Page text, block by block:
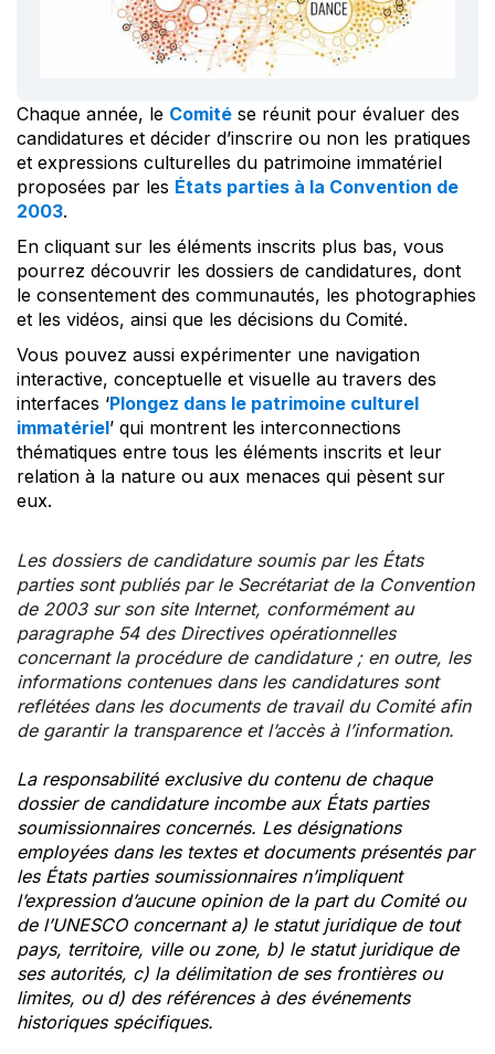
Chaque année, le Comité se réunit pour évaluer des
candidatures et décider d’inscrire ou non les pratiques
et expressions culturelles du patrimoine immatériel
proposées par les États parties à la Convention de
2003.
En cliquant sur les éléments inscrits plus bas, vous
pourrez découvrir les dossiers de candidatures, dont
le consentement des communautés, les photographies
et les vidéos, ainsi que les décisions du Comité.
Vous pouvez aussi expérimenter une navigation
interactive, conceptuelle et visuelle au travers des
interfaces ‘Plongez dans le patrimoine culturel
immatériel’ qui montrent les interconnections
thématiques entre tous les éléments inscrits et leur
relation à la nature ou aux menaces qui pèsent sur
eux.
Les dossiers de candidature soumis par les États
parties sont publiés par le Secrétariat de la Convention
de 2003 sur son site Internet, conformément au
paragraphe 54 des Directives opérationnelles
concernant la procédure de candidature ; en outre, les
informations contenues dans les candidatures sont
reflétées dans les documents de travail du Comité afin
de garantir la transparence et l’accès à l’information.
La responsabilité exclusive du contenu de chaque
dossier de candidature incombe aux États parties
soumissionnaires concernés. Les désignations
employées dans les textes et documents présentés par
les États parties soumissionnaires n’impliquent
l’expression d’aucune opinion de la part du Comité ou
de l’UNESCO concernant a) le statut juridique de tout
pays, territoire, ville ou zone, b) le statut juridique de
ses autorités, c) la délimitation de ses frontières ou
limites, ou d) des références à des événements
historiques spécifiques.